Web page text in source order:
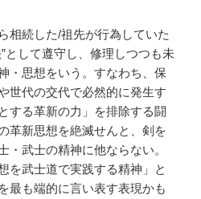
相続した/祖先が行為していた
として遵守し、修理しつつも未
・思想をいう。すなわち、保
世代の交代で必然的に発生す
する革新の力」を排除する闘
革新思想を絶滅せんと、剣を
・武士の精神に他ならない。
を武士道で実践する精神」と
最も端的に言い表す表現かも